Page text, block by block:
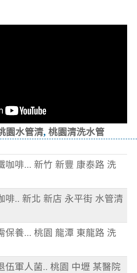
園水管清, 桃園清洗水管
咖啡... 新竹 新豐 康泰路 洗
啡.. 新北 新店 永平街 水管清
保養... 桃園 龍潭 東龍路 洗
伍軍人菌.. 桃園 中壢 某醫院